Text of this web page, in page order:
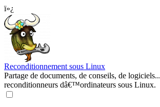
ï»¿
Reconditionnement sous Linux
Partage de documents, de conseils, de
reconditionneurs dâ€™ordinateurs sous Linux.